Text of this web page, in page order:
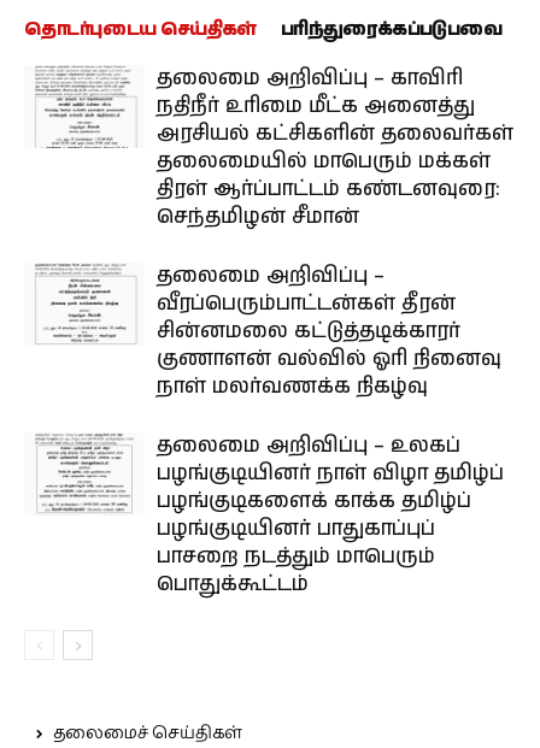
தொடர்புடைய செய்திகள் பரிந்துரைக்கப்படுபவை
தலைமை அறிவிப்பு – காவிரி
நதிநீர் உரிமை மீட்க அனைத்து
அரசியல் கட்சிகளின் தலைவர்கள்
தலைமையில் மாபெரும் மக்கள்
திரள் ஆர்ப்பாட்டம் கண்டனவுரை:
செந்தமிழன் சீமான்
தலைமை அறிவிப்பு –
வீரப்பெரும்பாட்டன்கள் தீரன்
சின்னமலை கட்டுத்தடிக்காரர்
குணாளன் வல்வில் ஓரி நினைவு
நாள் மலர்வணக்க நிகழ்வு
தலைமை அறிவிப்பு – உலகப்
பழங்குடியினர் நாள் விழா தமிழ்ப்
பழங்குடிகளைக் காக்க தமிழ்ப்
பழங்குடியினர் பாதுகாப்புப்
பாசறை நடத்தும் மாபெரும்
பொதுக்கூட்டம்
தலைமைச் செய்திகள்